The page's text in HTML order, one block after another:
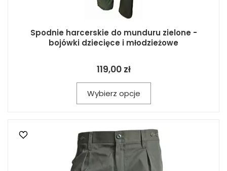
Spodnie harcerskie do munduru zielone -
bojówki dziecięce i młodzieżowe
119,00 zł
Wybierz opcje